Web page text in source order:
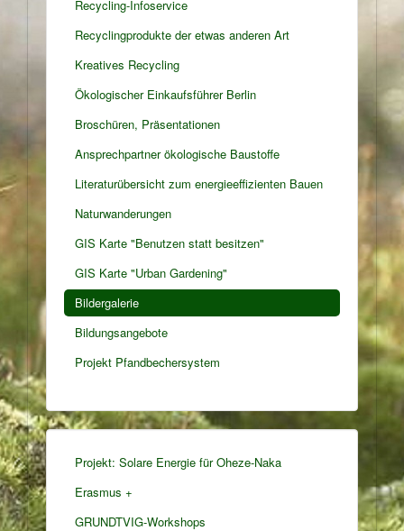
Recycling-Infoservice
Recyclingprodukte der etwas anderen Art
Kreatives Recycling
Ökologischer Einkaufsführer Berlin
Broschüren, Präsentationen
Ansprechpartner ökologische Baustoffe
Literaturübersicht zum energieeffizienten Bauen
Naturwanderungen
GIS Karte "Benutzen statt besitzen"
GIS Karte "Urban Gardening"
Bildergalerie
Bildungsangebote
Projekt Pfandbechersystem
Projekt: Solare Energie für Oheze-Naka
Erasmus +
GRUNDTVIG-Workshops